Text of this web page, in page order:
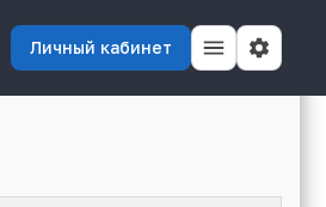
Личный кабинет